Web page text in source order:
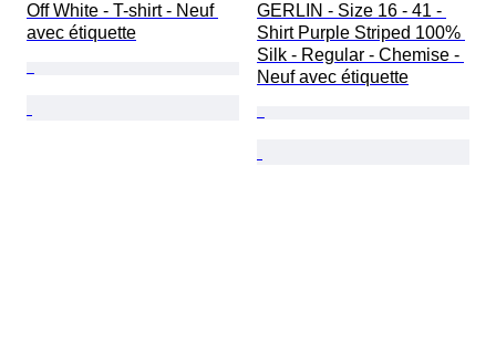
Off White - T-shirt - Neuf
avec étiquette
GERLIN - Size 16 - 41 -
Shirt Purple Striped 100%
Silk - Regular - Chemise -
Neuf avec étiquette